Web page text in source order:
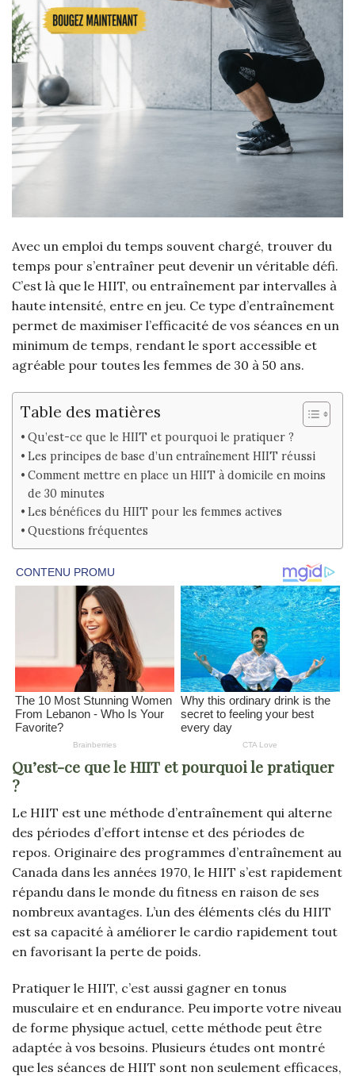
Avec un emploi du temps souvent chargé, trouver du
temps pour s’entraîner peut devenir un véritable défi.
C’est là que le HIIT, ou entraînement par intervalles à
haute intensité, entre en jeu. Ce type d’entraînement
permet de maximiser l’efficacité de vos séances en un
minimum de temps, rendant le sport accessible et
agréable pour toutes les femmes de 30 à 50 ans.
Table des matières
Qu’est-ce que le HIIT et pourquoi le pratiquer ?
Les principes de base d’un entraînement HIIT réussi
Comment mettre en place un HIIT à domicile en moins
de 30 minutes
Les bénéfices du HIIT pour les femmes actives
Questions fréquentes
Qu’est-ce que le HIIT et pourquoi le pratiquer
?
Le HIIT est une méthode d’entraînement qui alterne
des périodes d’effort intense et des périodes de
repos. Originaire des programmes d’entraînement au
Canada dans les années 1970, le HIIT s’est rapidement
répandu dans le monde du fitness en raison de ses
nombreux avantages. L’un des éléments clés du HIIT
est sa capacité à améliorer le cardio rapidement tout
en favorisant la perte de poids.
Pratiquer le HIIT, c’est aussi gagner en tonus
musculaire et en endurance. Peu importe votre niveau
de forme physique actuel, cette méthode peut être
adaptée à vos besoins. Plusieurs études ont montré
que les séances de HIIT sont non seulement efficaces,